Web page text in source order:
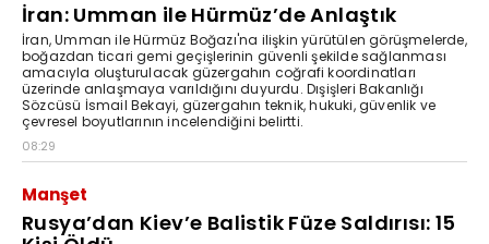
İran: Umman ile Hürmüz’de Anlaştık
İran, Umman ile Hürmüz Boğazı'na ilişkin yürütülen görüşmelerde,
boğazdan ticari gemi geçişlerinin güvenli şekilde sağlanması
amacıyla oluşturulacak güzergahın coğrafi koordinatları
üzerinde anlaşmaya varıldığını duyurdu. Dışişleri Bakanlığı
Sözcüsü İsmail Bekayi, güzergahın teknik, hukuki, güvenlik ve
çevresel boyutlarının incelendiğini belirtti.
08:29
Manşet
Rusya’dan Kiev’e Balistik Füze Saldırısı: 15